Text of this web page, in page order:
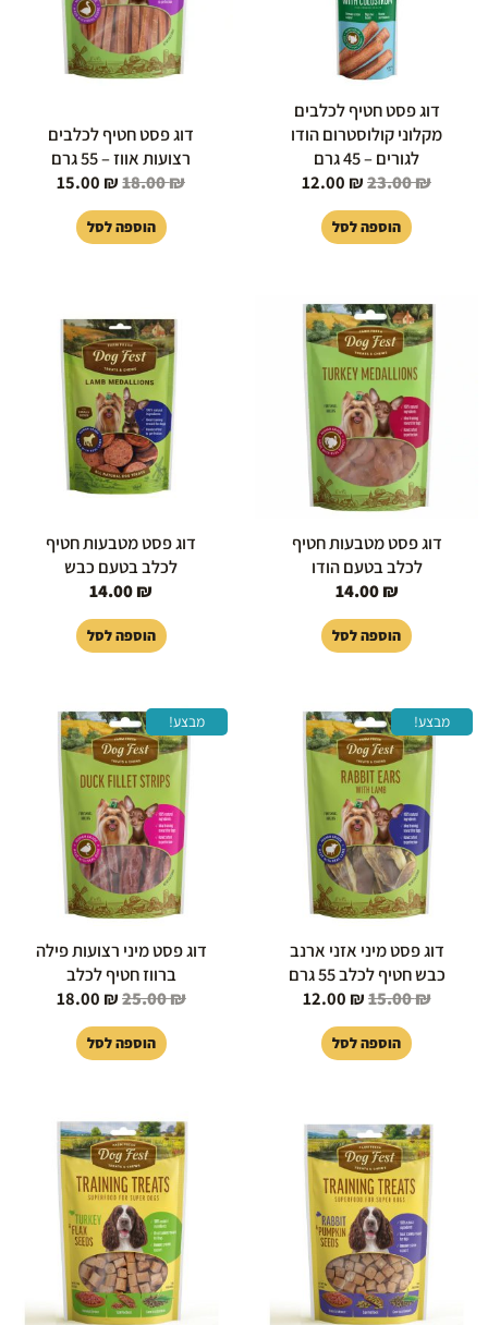
דוג פסט חטיף לכלבים
מקלוני קולוסטרום הודו
לגורים – 45 גרם
23.00₪
12.00 ₪
הוספה לסל
דוג פסט חטיף לכלבים
רצועות אווז – 55 גרם
18.00₪
15.00 ₪
הוספה לסל
דוג פסט מטבעות חטיף
לכלב בטעם הודו
14.00₪
הוספה לסל
דוג פסט מטבעות חטיף
לכלב בטעם כבש
14.00₪
הוספה לסל
מבצע!
דוג פסט מיני אזני ארנב
כבש חטיף לכלב 55 גרם
15.00₪
המחיר
המקורי
היה:
15.00 ₪.
12.00 ₪
המחיר
הנוכחי
הוספה לסל
מבצע!
דוג פסט מיני רצועות פילה
ברווז חטיף לכלב
25.00₪
המחיר
המקורי
היה:
25.00 ₪.
18.00 ₪
הוספה לסל